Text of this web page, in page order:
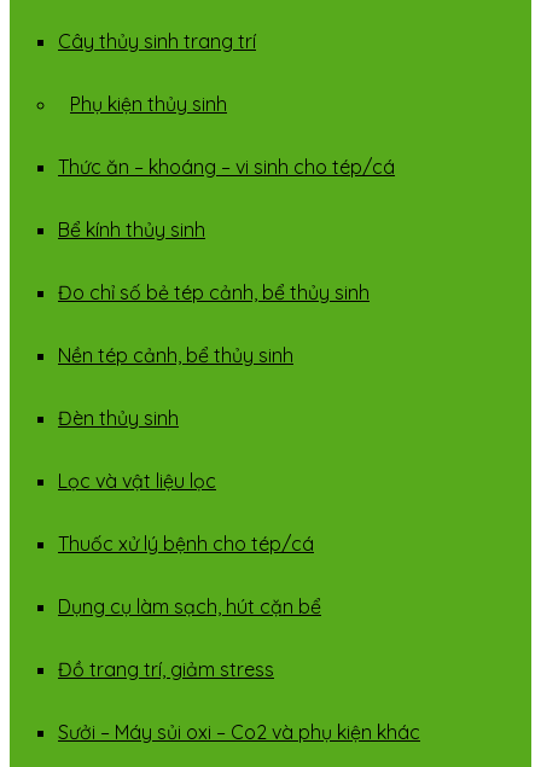
Cây thủy sinh trang trí
Phụ kiện thủy sinh
Thức ăn – khoáng – vi sinh cho tép/cá
Bể kính thủy sinh
Đo chỉ số bẻ tép cảnh, bể thủy sinh
Nền tép cảnh, bể thủy sinh
Đèn thủy sinh
Lọc và vật liệu lọc
Thuốc xử lý bệnh cho tép/cá
Dụng cụ làm sạch, hút cặn bể
Đồ trang trí, giảm stress
Sưởi – Máy sủi oxi – Co2 và phụ kiện khác